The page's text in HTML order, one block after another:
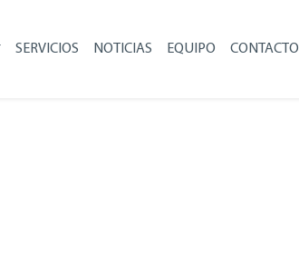
SERVICIOS NOTICIAS EQUIPO CONTACTO